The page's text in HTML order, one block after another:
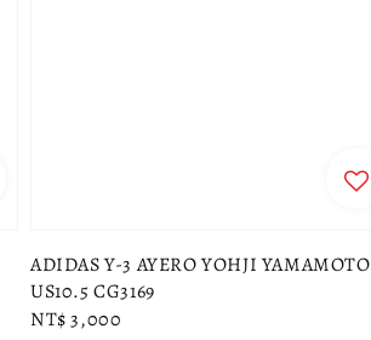
ADIDAS Y-3 AYERO YOHJI YAMAMOTO
US10.5 CG3169
Regular
NT$ 3,000